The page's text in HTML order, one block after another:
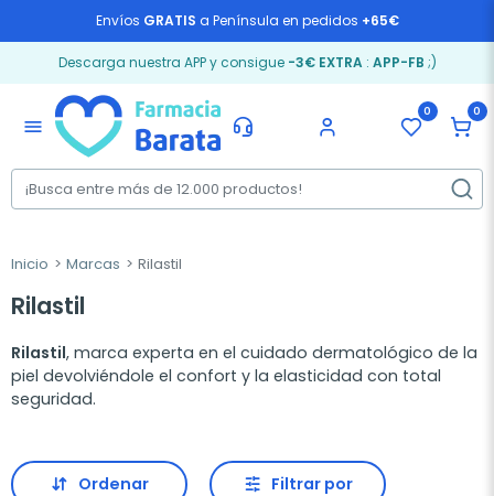
Envíos GRATIS a Península en pedidos +65€
Descarga nuestra APP y consigue -3€ EXTRA: APP-FB ;)
menu
0 0
Inicio Marcas Rilastil
Rilastil
Rilastil, marca experta en el cuidado dermatológico de la
piel devolviéndole el confort y la elasticidad con total
seguridad.
Ordenar Filtrar por